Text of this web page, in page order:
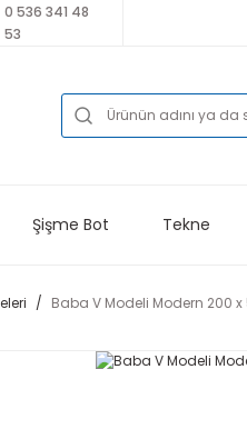
0 536 341 48
53
Şişme Bot Tekne
Baba V Modeli Modern 200